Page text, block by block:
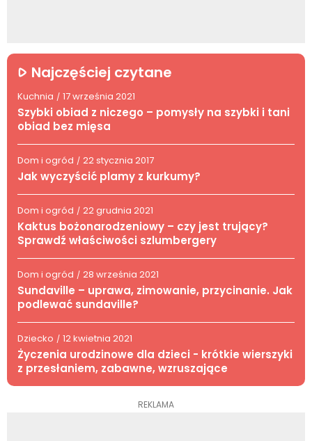
Najczęściej czytane
Kuchnia / 17 września 2021
Szybki obiad z niczego – pomysły na szybki i tani
obiad bez mięsa
Dom i ogród / 22 stycznia 2017
Jak wyczyścić plamy z kurkumy?
Dom i ogród / 22 grudnia 2021
Kaktus bożonarodzeniowy – czy jest trujący?
Sprawdź właściwości szlumbergery
Dom i ogród / 28 września 2021
Sundaville – uprawa, zimowanie, przycinanie. Jak
podlewać sundaville?
Dziecko / 12 kwietnia 2021
Życzenia urodzinowe dla dzieci - krótkie wierszyki
z przesłaniem, zabawne, wzruszające
REKLAMA